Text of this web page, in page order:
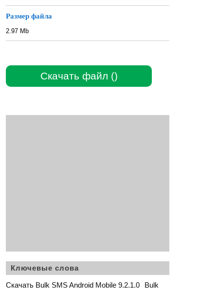
Размер файла
2.97 Mb
Скачать файл ()
Ключевые слова
Скачать Bulk SMS Android Mobile 9.2.1.0
Bulk